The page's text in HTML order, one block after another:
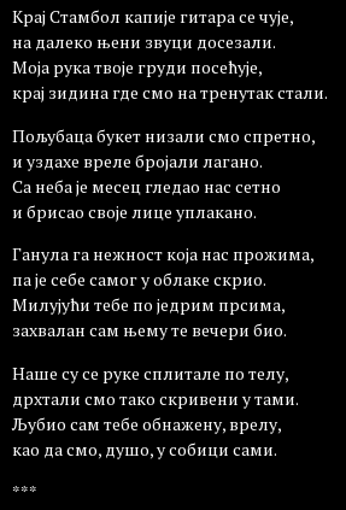
Крај Стамбол капије гитара се чује,
на далеко њени звуци досезали.
Моја рука твоје груди посећује,
крај зидина где смо на тренутак стали.
Пољубаца букет низали смо спретно,
и уздахе вреле бројали лагано.
Са неба је месец гледао нас сетно
и брисао своје лице уплакано.
Ганула га нежност која нас прожима,
па је себе самог у облаке скрио.
Милујући тебе по једрим прсима,
захвалан сам њему те вечери био.
Наше су се руке сплитале по телу,
дрхтали смо тако скривени у тами.
Љубио сам тебе обнажену, врелу,
као да смо, душо, у собици сами.
***